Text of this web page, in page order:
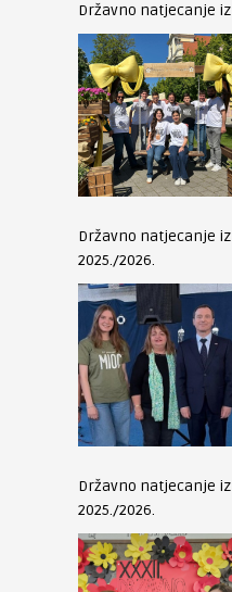
Državno natjecanje
Državno natjecanje
2025./2026.
Državno natjecanje
2025./2026.